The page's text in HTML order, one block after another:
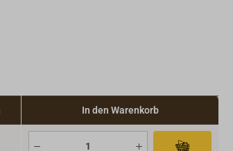
In den Warenkorb